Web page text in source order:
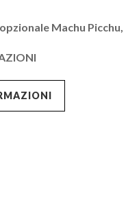
Machu Picchu,